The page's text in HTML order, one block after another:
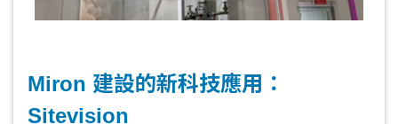
Miron 建設的新科技應用：
Sitevision